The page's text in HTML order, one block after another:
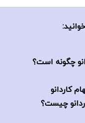
چگونه است؟
کاردانو
چیست؟